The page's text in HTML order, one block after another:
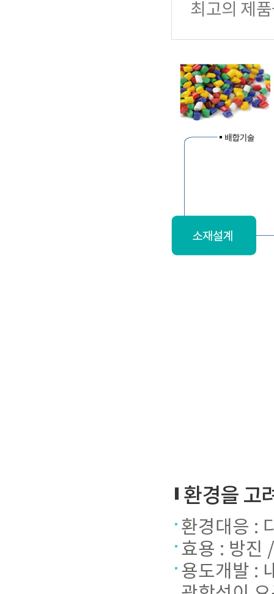
최고의 제
환경을 고
환경대응 :
효용 : 방진
용도개발 :